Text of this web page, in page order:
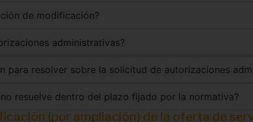
de modificación?
administrativas?
para resolver sobre la solicitud de autorizaciones
resuelve dentro del plazo fijado por la normativa?
(por ampliación) de la oferta de